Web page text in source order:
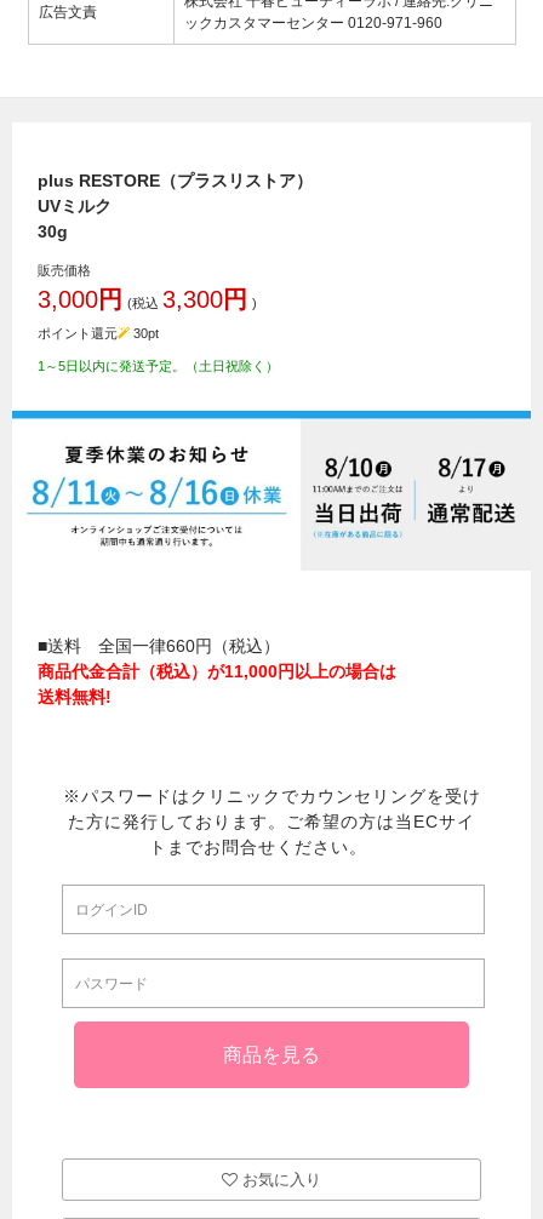
広告文責
ックカスタマーセンター 0120-971-960
plus RESTORE（プラスリストア）
UVミルク
30g
販売価格
3,000円 (税込3,300円 )
ポイント還元 30pt
1～5日以内に発送予定。（土日祝除く）
■送料 全国一律660円（税込）
商品代金合計（税込）が11,000円以上の場合は
送料無料!
お気に入り